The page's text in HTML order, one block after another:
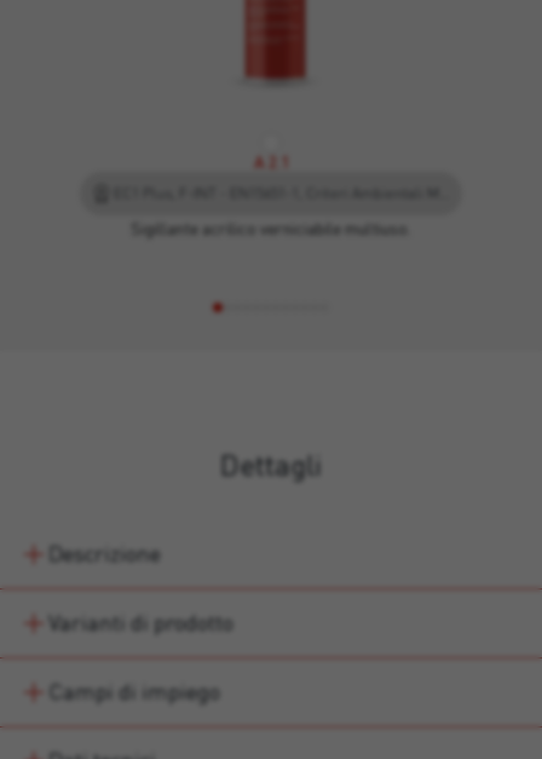
A 2.1
Sigillante acrilico verniciabile multiuso.
Dettagli
Descrizione
Varianti di prodotto
Campi di impiego